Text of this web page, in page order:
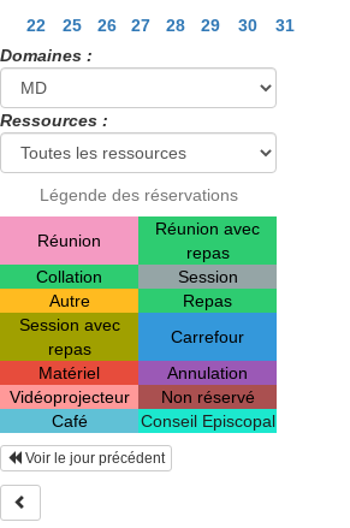
22
25 26 27 28 29 30
31
Domaines :
Ressources :
Légende des réservations
Réunion
Réunion avec
repas
Collation
Session
Autre
Repas
Session avec
repas
Carrefour
Matériel
Annulation
Vidéoprojecteur
Non réservé
Café
Conseil Episcopal
Voir le jour précédent